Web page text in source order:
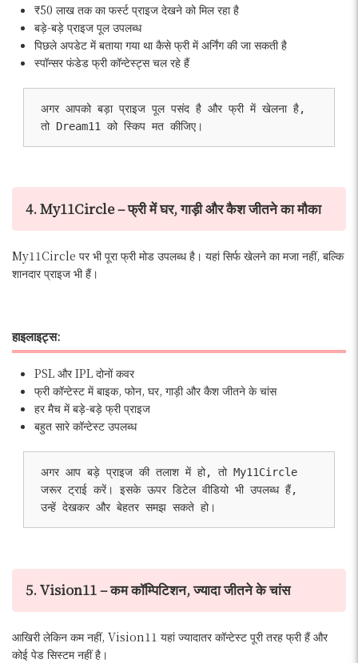
₹50 लाख तक का फर्स्ट प्राइज देखने को मिल रहा है
बड़े-बड़े प्राइज पूल उपलब्ध
पिछले अपडेट में बताया गया था कैसे फ्री में अर्निंग की जा सकती है
स्पॉन्सर फंडेड फ्री कॉन्टेस्ट्स चल रहे हैं
अगर आपको बड़ा प्राइज पूल पसंद है और फ्री में खेलना है,
तो Dream11 को स्किप मत कीजिए।
4. My11Circle – फ्री में घर, गाड़ी और कैश जीतने का मौका
My11Circle पर भी पूरा फ्री मोड उपलब्ध है। यहां सिर्फ खेलने का मजा नहीं, बल्कि
शानदार प्राइज भी हैं।
हाइलाइट्स:
PSL और IPL दोनों कवर
फ्री कॉन्टेस्ट में बाइक, फोन, घर, गाड़ी और कैश जीतने के चांस
हर मैच में बड़े-बड़े फ्री प्राइज
बहुत सारे कॉन्टेस्ट उपलब्ध
अगर आप बड़े प्राइज की तलाश में हो, तो My11Circle
जरूर ट्राई करें। इसके ऊपर डिटेल वीडियो भी उपलब्ध हैं,
उन्हें देखकर और बेहतर समझ सकते हो।
5. Vision11 – कम कॉम्पिटिशन, ज्यादा जीतने के चांस
आखिरी लेकिन कम नहीं, Vision11 यहां ज्यादातर कॉन्टेस्ट पूरी तरह फ्री हैं और
कोई पेड सिस्टम नहीं है।